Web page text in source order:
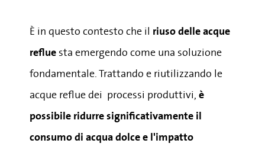
È in questo contesto che il riuso delle acque
reflue sta emergendo come una soluzione
fondamentale. Trattando e riutilizzando le
acque reflue dei processi produttivi, è
possibile ridurresignificativamente il
consumo di acqua dolce e l'impatto